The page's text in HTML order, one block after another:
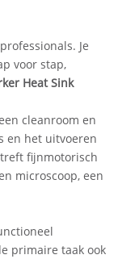
Je
voor stap,
Heat Sink
cleanroom en
en het uitvoeren
fijnmotorisch
microscoop, een
primaire taak ook